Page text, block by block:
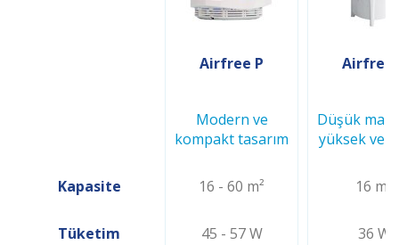
Airfree P Airfree
Modern ve
kompakt tasarım
Düşük
yüksek
Kapasite 16 - 60 m² 16 m²
Tüketim 45 - 57 W 36 W